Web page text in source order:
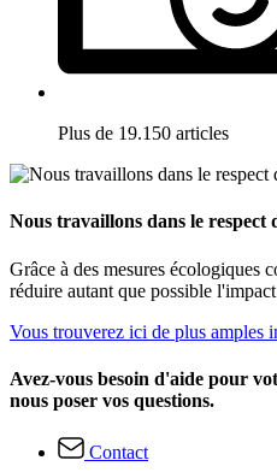
Plus de 19.150 articles
Nous travaillons dans le respect
Grâce à des mesures écologiques
réduire autant que possible
Vous trouverez ici de plus amples
Avez-vous besoin d'aide pour
nous poser vos questions.
Contact